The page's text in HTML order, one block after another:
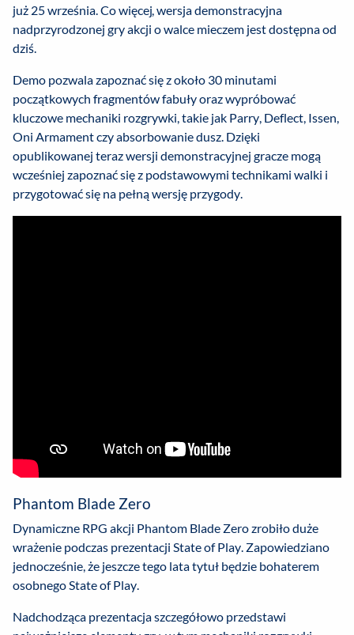
już 25 września. Co więcej, wersja demonstracyjna
nadprzyrodzonej gry akcji o walce mieczem jest dostępna od
dziś.
Demo pozwala zapoznać się z około 30 minutami
początkowych fragmentów fabuły oraz wypróbować
kluczowe mechaniki rozgrywki, takie jak Parry, Deflect, Issen,
Oni Armament czy absorbowanie dusz. Dzięki
opublikowanej teraz wersji demonstracyjnej gracze mogą
wcześniej zapoznać się z podstawowymi technikami walki i
przygotować się na pełną wersję przygody.
Phantom Blade Zero
Dynamiczne RPG akcji Phantom Blade Zero zrobiło duże
wrażenie podczas prezentacji State of Play. Zapowiedziano
jednocześnie, że jeszcze tego lata tytuł będzie bohaterem
osobnego State of Play.
Nadchodząca prezentacja szczegółowo przedstawi